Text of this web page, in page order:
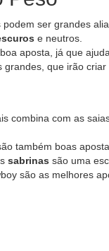
ser grandes
e neutros.
aposta, já que
grandes, que irão criar
combina com as
também boas
sabrinas são uma
são as melhores